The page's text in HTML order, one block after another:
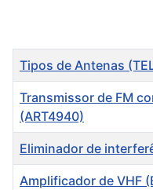
Título
Tipos de Antenas
Transmissor de FM
(ART4940)
Eliminador de
Amplificador de VHF